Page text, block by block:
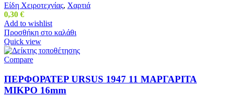
Είδη Χειροτεχνίας, Χαρτιά
0,30 €
Add to wishlist
Προσθήκη στο καλάθι
Quick view
Compare
ΠΕΡΦΟΡΑΤΕΡ URSUS 1947 11 ΜΑΡΓΑΡΙΤΑ
ΜΙΚΡΟ 16mm